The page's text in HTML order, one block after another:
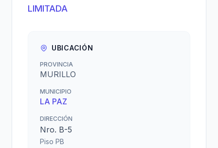
LIMITADA
UBICACIÓN
PROVINCIA
MURILLO
MUNICIPIO
LA PAZ
DIRECCIÓN
Nro. B-5
Piso PB